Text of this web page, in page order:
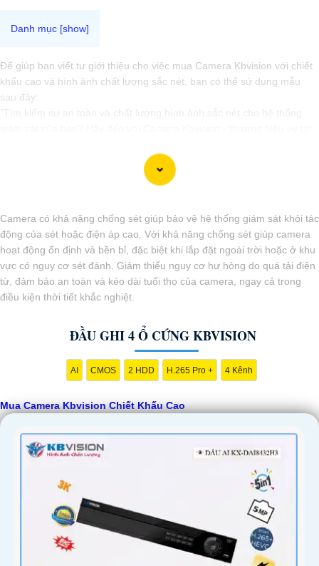
Để giúp bạn viết tư giới thiệu cho việc mua Camera Kbvision với chiết
khấu cao và hình ảnh chất lượng sắc nét, bạn có thể sử dụng mẫu
sau đây:
đến cho bạn hình ảnh chất lượng cao, rõ nét và độ tin cậy cao. Đừng
để bất kỳ sự cố nào xảy ra mà không có sự giám sát chuyên nghiệp.
Bạn có thể điều chỉnh và thêm vào nội dung trên để phù hợp với nhu
cầu cụ thể của bạn. Chúc bạn thành công!
Camera có khả năng chống sét giúp bảo vệ hệ thống giám sát khỏi tác
động của sét hoặc điện áp cao. Với khả năng chống sét giúp camera
hoạt động ổn định và bền bỉ, đặc biệt khi lắp đặt ngoài trời hoặc ở khu
vực có nguy cơ sét đánh. Giảm thiểu nguy cơ hư hỏng do quá tải điện
từ, đảm bảo an toàn và kéo dài tuổi thọ của camera, ngay cả trong
điều kiện thời tiết khắc nghiệt.
ĐẦU GHI 4 Ổ CỨNG KBVISION
AI CMOS 2 HDD H.265 Pro + 4 Kênh
Mua Camera Kbvision Chiết Khấu Cao